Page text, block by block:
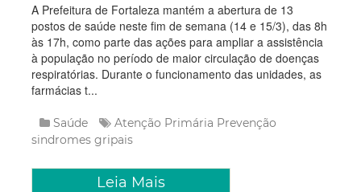
A Prefeitura de Fortaleza mantém a abertura de 13
postos de saúde neste fim de semana (14 e 15/3), das 8h
às 17h, como parte das ações para ampliar a assistência
à população no período de maior circulação de doenças
respiratórias. Durante o funcionamento das unidades, as
farmácias t...
Saúde Atenção Primária Prevenção
sindromes gripais
Leia Mais